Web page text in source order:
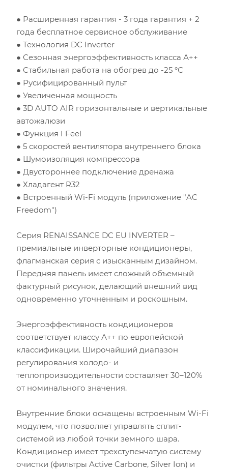
● Расширенная гарантия - 3 года гарантия + 2
года бесплатное сервисное обслуживание
● Технология DC Inverter
● Сезонная энергоэффективность класса А++
● Стабильная работа на обогрев до -25 °С
● Русифицированный пульт
● Увеличенная мощность
● 3D AUTO AIR горизонтальные и вертикальные
автожалюзи
● Функция I Feel
● 5 скоростей вентилятора внутреннего блока
● Шумоизоляция компрессора
● Двустороннее подключение дренажа
● Хладагент R32
● Встроенный Wi-Fi модуль (приложение "AC
Freedom")
Серия RENAISSANCE DC EU INVERTER –
премиальные инверторные кондиционеры,
флагманская серия с изысканным дизайном.
Передняя панель имеет сложный объемный
фактурный рисунок, делающий внешний вид
одновременно уточненным и роскошным.
Энергоэффективность кондиционеров
соответствует классу А++ по европейской
классификации. Широчайший диапазон
регулирования холодо- и
теплопроизводительности составляет 30–120%
от номинального значения.
Внутренние блоки оснащены встроенным Wi-Fi
модулем, что позволяет управлять сплит-
системой из любой точки земного шара.
Кондиционер имеет трехступенчатую систему
очистки (фильтры Active Carbone, Silver Ion) и
Площадь помещения (кв.м)
Высота потолка (м)
Инсоляция (степень освещенности солнцем)
Количество людей
Количество компьютеров
Количество телевизоров
Мощность остальной бытовой техники, Вт
Рекомендуемый диапазон мощности: 2.40-2.91